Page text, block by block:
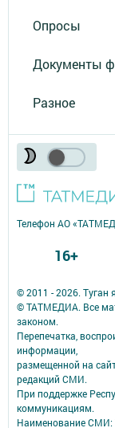
Опросы
Документы
Разное
© 2011 - 2026. Туган
© ТАТМЕДИА. Все
законом.
Перепечатка,
информации,
размещенной на
редакций СМИ.
При поддержке
коммуникациям.
Наименование СМИ:
Телефон АО
16+